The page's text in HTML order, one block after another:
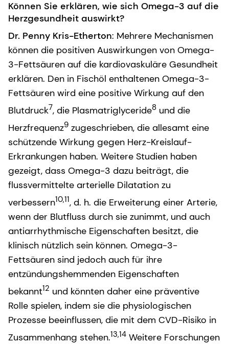
Können Sie erklären, wie sich Omega-3 auf die
Herzgesundheit auswirkt?
Dr. Penny Kris-Etherton: Mehrere Mechanismen
können die positiven Auswirkungen von Omega-
3-Fettsäuren auf die kardiovaskuläre Gesundheit
erklären. Den in Fischöl enthaltenen Omega-3-
Fettsäuren wird eine positive Wirkung auf den
Blutdruck7, die Plasmatriglyceride8 und die
Herzfrequenz9 zugeschrieben, die allesamt eine
schützende Wirkung gegen Herz-Kreislauf-
Erkrankungen haben. Weitere Studien haben
gezeigt, dass Omega-3 dazu beiträgt, die
flussvermittelte arterielle Dilatation zu
verbessern10,11, d. h. die Erweiterung einer Arterie,
wenn der Blutfluss durch sie zunimmt, und auch
antiarrhythmische Eigenschaften besitzt, die
klinisch nützlich sein können. Omega-3-
Fettsäuren sind jedoch auch für ihre
entzündungshemmenden Eigenschaften
bekannt12 und könnten daher eine präventive
Rolle spielen, indem sie die physiologischen
Prozesse beeinflussen, die mit dem CVD-Risiko in
Zusammenhang stehen.13,14 Weitere Forschungen